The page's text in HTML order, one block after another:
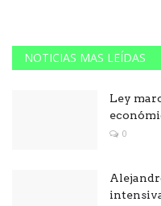
NOTICIAS MAS LEÍDAS
Ley
0